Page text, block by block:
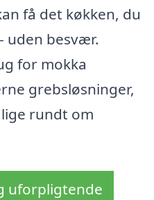
få det køkken, du
uden besvær.
for mokka
grebsløsninger,
rundt om
uforpligtende